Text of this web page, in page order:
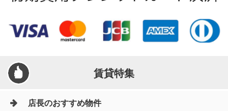
賃貸特集
店長のおすすめ物件